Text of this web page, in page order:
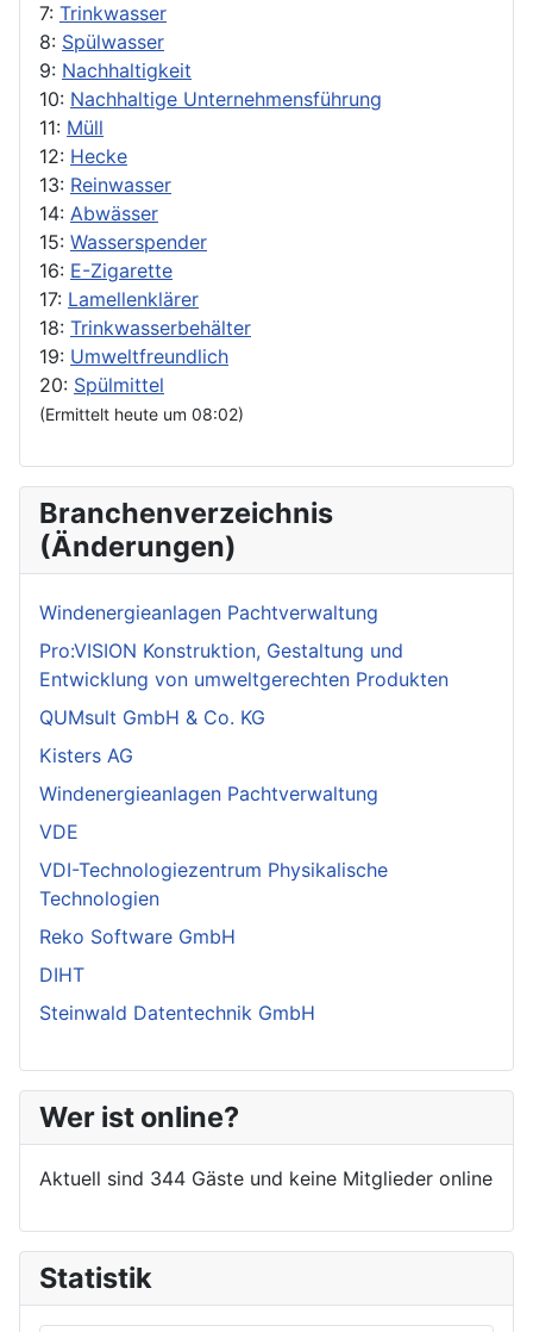
7: Trinkwasser
8: Spülwasser
9: Nachhaltigkeit
10: Nachhaltige Unternehmensführung
11: Müll
12: Hecke
13: Reinwasser
14: Abwässer
15: Wasserspender
16: E-Zigarette
17: Lamellenklärer
18: Trinkwasserbehälter
19: Umweltfreundlich
20: Spülmittel
(Ermittelt heute um 08:02)
Branchenverzeichnis
(Änderungen)
Windenergieanlagen Pachtverwaltung
Pro:VISION Konstruktion, Gestaltung und
Entwicklung von umweltgerechten Produkten
QUMsult GmbH & Co. KG
Kisters AG
Windenergieanlagen Pachtverwaltung
VDE
VDI-Technologiezentrum Physikalische
Technologien
Reko Software GmbH
DIHT
Steinwald Datentechnik GmbH
Wer ist online?
Aktuell sind 344 Gäste und keine Mitglieder online
Statistik